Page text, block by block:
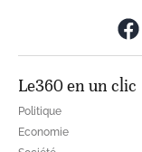
Le360 en un clic
Politique
Economie